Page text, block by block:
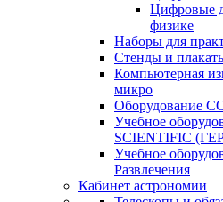
Цифровые
физике
Наборы для
Стенды и
Компьютерная
микро
Оборудование
Учебное
SCIENTIFIC
Учебное
Развлечения
Кабинет астрономии